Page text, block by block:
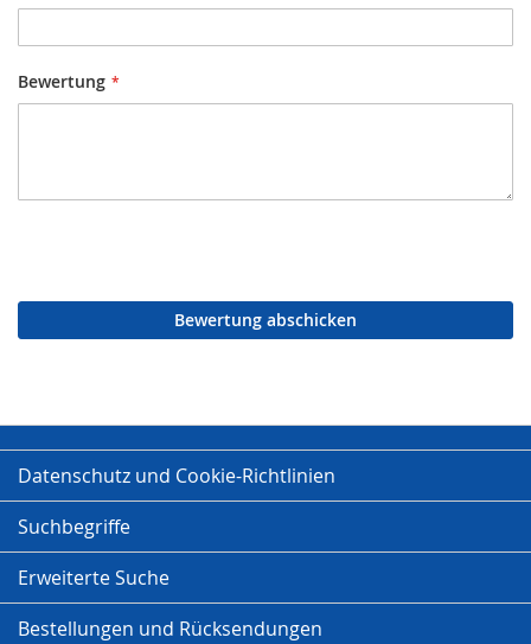
Bewertung
Bewertung abschicken
Datenschutz und Cookie-Richtlinien
Suchbegriffe
Erweiterte Suche
Bestellungen und Rücksendungen